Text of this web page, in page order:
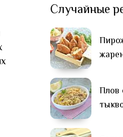
Случайные
Плов